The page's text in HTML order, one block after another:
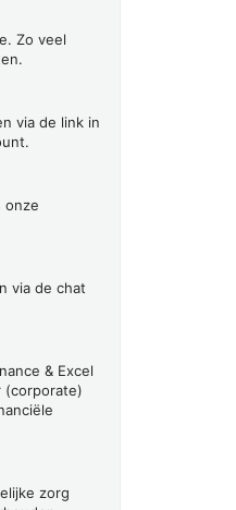
Zo veel
via de link in
onze
via de chat
& Excel
(corporate)
zorg